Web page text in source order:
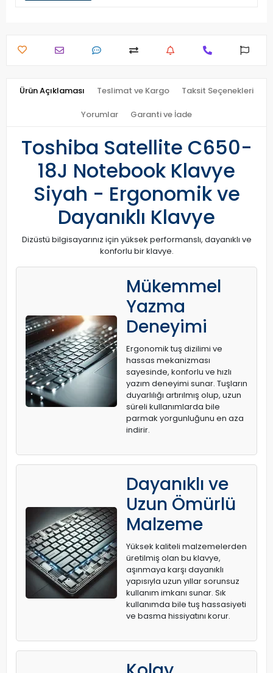
Ürün Açıklaması Teslimat ve Kargo Taksit Seçenekleri
Yorumlar Garanti ve İade
Toshiba Satellite C650-
18J Notebook Klavye
Siyah - Ergonomik ve
Dayanıklı Klavye
Dizüstü bilgisayarınız için yüksek performanslı, dayanıklı ve
konforlu bir klavye.
Mükemmel
Yazma
Deneyimi
Ergonomik tuş dizilimi ve
hassas mekanizması
sayesinde, konforlu ve hızlı
yazım deneyimi sunar. Tuşların
duyarlılığı artırılmış olup, uzun
süreli kullanımlarda bile
parmak yorgunluğunu en aza
indirir.
Dayanıklı ve
Uzun Ömürlü
Malzeme
Yüksek kaliteli malzemelerden
üretilmiş olan bu klavye,
aşınmaya karşı dayanıklı
yapısıyla uzun yıllar sorunsuz
kullanım imkanı sunar. Sık
kullanımda bile tuş hassasiyeti
ve basma hissiyatını korur.